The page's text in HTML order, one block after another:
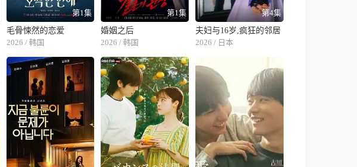
第1集
毛骨悚然的恋爱
2026 / 韩国
第1集
婚姻之后
2026 / 韩国
第4集
夫妇与16岁,疯狂的邻居
2026 / 日本